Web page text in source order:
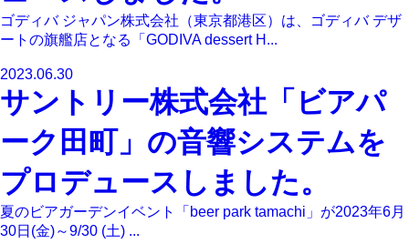
ゴディバ ジャパン株式会社（東京都港区）は、ゴディバ デザ
ートの旗艦店となる「GODIVA dessert H...
2023.06.30
サントリー株式会社「ビアパ
ーク田町」の音響システムを
プロデュースしました。
夏のビアガーデンイベント「beer park tamachi」が2023年6月
30日(金)～9/30 (土) ...